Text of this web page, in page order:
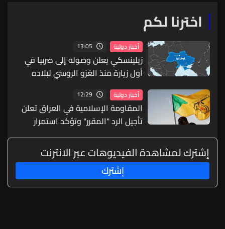
اخترنا لكم
أخبار دولية 13:05
زيلينسكي يعلن وصوله إلى صربيا في
أول زيارة منذ الغزو الروسي لبلاده
أخبار دولية 12:29
المقاومة الإسلامية في العراق تعلن
تأجيل الرد "المقرر" وتؤكد استمرار
المواجهة
إشترك لمشاهدة الفيديوهات عبر الانترنت
إشترك